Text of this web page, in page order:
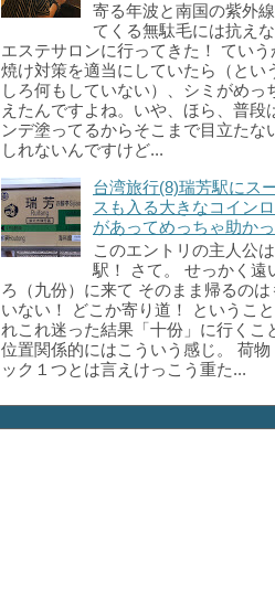
寄る年波と南国の紫外線
てくる無駄毛には抗え
エステサロンに行ってきた！ ていう
焼け対策を適当にしていたら（とい
しろ何もしていない）、シミがめっ
えたんですよね。いや、ほら、普段
ンデ塗ってるからそこまで目立たな
しれないんですけど...
台湾旅行(8)瑞芳駅にス
スも入る大きなコイン
があってめっちゃ助か
このエントリの主人公
駅！ さて。 せっかく遠
ろ（九份）に来て そのまま帰るのは
いない！ どこか寄り道！ というこ
れこれ迷った結果「十份」に行くこ
位置関係的にはこういう感じ。 荷物
ック１つとは言えけっこう重た...